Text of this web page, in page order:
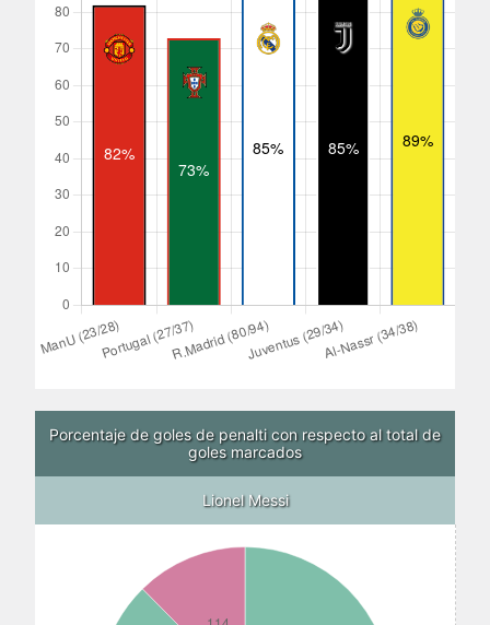
Porcentaje de goles de penalti con respecto al total de
goles marcados
Lionel Messi